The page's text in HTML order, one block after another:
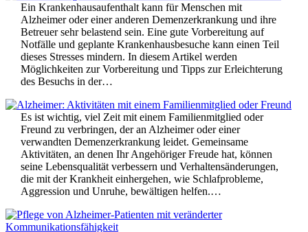
Ein Krankenhausaufenthalt kann für Menschen mit
Alzheimer oder einer anderen Demenzerkrankung und ihre
Betreuer sehr belastend sein. Eine gute Vorbereitung auf
Notfälle und geplante Krankenhausbesuche kann einen Teil
dieses Stresses mindern. In diesem Artikel werden
Möglichkeiten zur Vorbereitung und Tipps zur Erleichterung
des Besuchs in der…
Es ist wichtig, viel Zeit mit einem Familienmitglied oder
Freund zu verbringen, der an Alzheimer oder einer
verwandten Demenzerkrankung leidet. Gemeinsame
Aktivitäten, an denen Ihr Angehöriger Freude hat, können
seine Lebensqualität verbessern und Verhaltensänderungen,
die mit der Krankheit einhergehen, wie Schlafprobleme,
Aggression und Unruhe, bewältigen helfen.…